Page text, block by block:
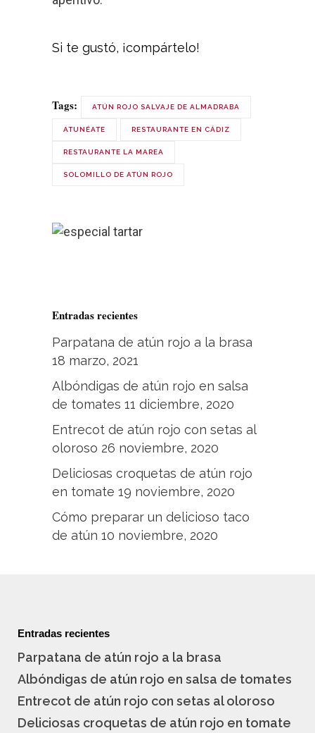
Si te gustó, ¡compártelo!
Tags: ATÚN ROJO SALVAJE DE ALMADRABA
ATUNÉATE RESTAURANTE EN CÁDIZ
RESTAURANTE LA MAREA
SOLOMILLO DE ATÚN ROJO
Entradas recientes
Parpatana de atún rojo a la brasa
18 marzo, 2021
Albóndigas de atún rojo en salsa
de tomates 11 diciembre, 2020
Entrecot de atún rojo con setas al
oloroso 26 noviembre, 2020
Deliciosas croquetas de atún rojo
en tomate 19 noviembre, 2020
Cómo preparar un delicioso taco
de atún 10 noviembre, 2020
Entradas recientes
Parpatana de atún rojo a la brasa
Albóndigas de atún rojo en salsa de tomates
Entrecot de atún rojo con setas al oloroso
Deliciosas croquetas de atún rojo en tomate